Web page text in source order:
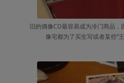
旧的偶像CD最容易成为冷门商品
像宅都为了买生写或者某些“